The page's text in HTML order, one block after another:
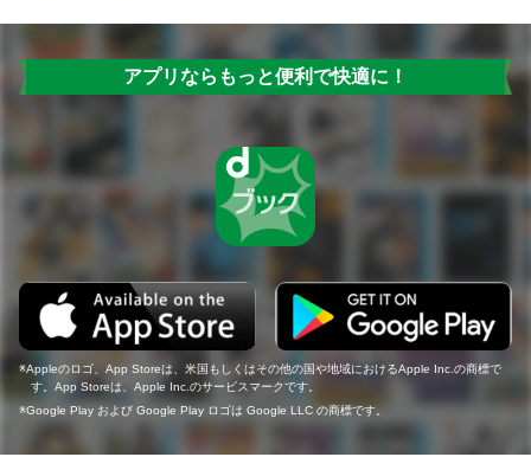
アプリならもっと便利で快適に！
Appleのロゴ、App Storeは、米国もしくはその他の国や地域におけるApple Inc.の商標で
す。App Storeは、Apple Inc.のサービスマークです。
Google Play および Google Play ロゴは Google LLC の商標です。